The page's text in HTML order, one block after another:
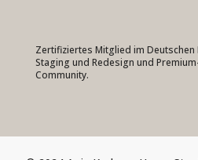
Zertifiziertes Mitglied im
Staging und Redesign und
Community.